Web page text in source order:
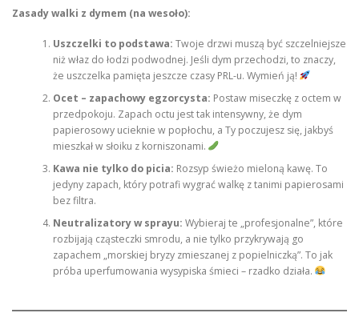
Zasady walki z dymem (na wesoło):
Uszczelki to podstawa: Twoje drzwi muszą być szczelniejsze
niż właz do łodzi podwodnej. Jeśli dym przechodzi, to znaczy,
że uszczelka pamięta jeszcze czasy PRL-u. Wymień ją!
Ocet – zapachowy egzorcysta: Postaw miseczkę z octem w
przedpokoju. Zapach octu jest tak intensywny, że dym
papierosowy ucieknie w popłochu, a Ty poczujesz się, jakbyś
mieszkał w słoiku z korniszonami.
Kawa nie tylko do picia: Rozsyp świeżo mieloną kawę. To
jedyny zapach, który potrafi wygrać walkę z tanimi papierosami
bez filtra.
Neutralizatory w sprayu: Wybieraj te „profesjonalne”, które
rozbijają cząsteczki smrodu, a nie tylko przykrywają go
zapachem „morskiej bryzy zmieszanej z popielniczką”. To jak
próba uperfumowania wysypiska śmieci – rzadko działa.